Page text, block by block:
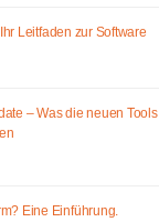
Leitfaden zur Software
– Was die neuen
Eine Einführung.